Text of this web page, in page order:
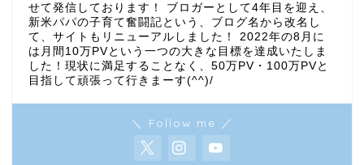
せて発信しております！ ブロガーとして4年目を迎え、
新米パパの子育て奮闘記という、ブログ名から改名し
て、サイトもリニューアルしました！ 2022年の8月に
は月間10万PVという一つの大きな目標を達成いたしま
した！現状に満足することなく、50万PV・100万PVと
目指して頑張って行きまーす(^^)/
＼ Follow me ／